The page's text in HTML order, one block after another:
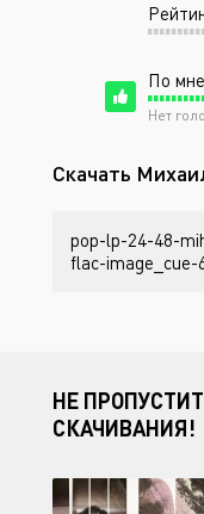
По
Нет
Скачать
pop-lp-24-48-
flac-image_cue-
НЕ
СКАЧИВАНИЯ!